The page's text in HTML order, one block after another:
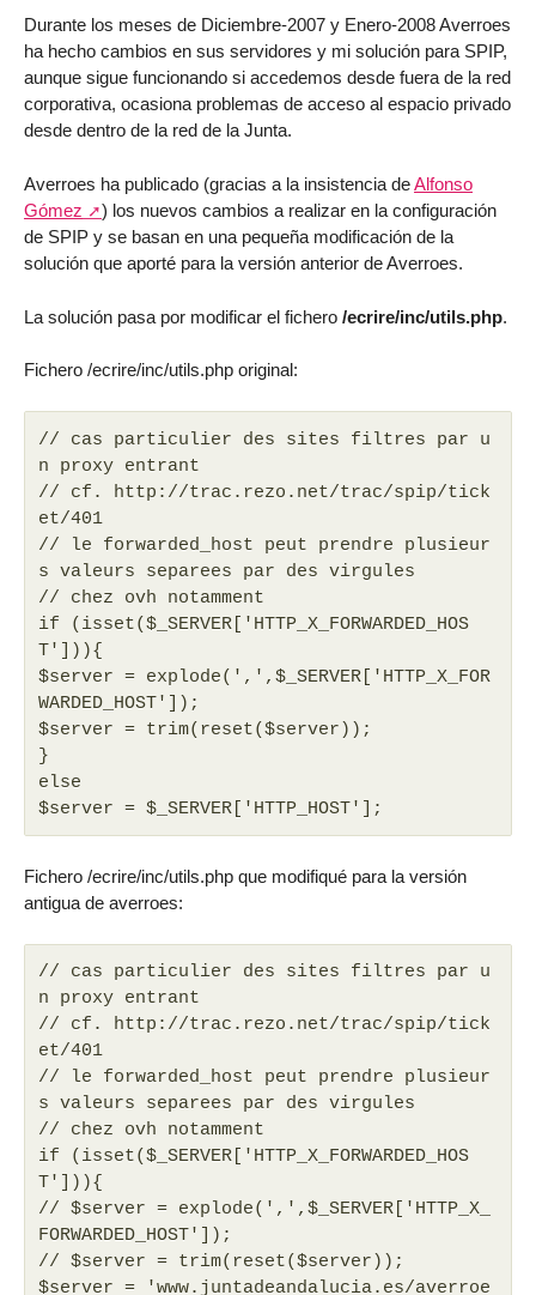
Durante los meses de Diciembre-2007 y Enero-2008 Averroes
ha hecho cambios en sus servidores y mi solución para SPIP,
aunque sigue funcionando si accedemos desde fuera de la red
corporativa, ocasiona problemas de acceso al espacio privado
desde dentro de la red de la Junta.
Averroes ha publicado (gracias a la insistencia deAlfonso
Gómez
) los nuevos cambios a realizar en la configuración
de SPIP y se basan en una pequeña modificación de la
solución que aporté para la versión anterior de Averroes.
La solución pasa por modificar el fichero /ecrire/inc/utils.php.
Fichero /ecrire/inc/utils.php original:
// cas particulier des sites filtres par u
n proxy entrant
// cf. http://trac.rezo.net/trac/spip/tick
et/401
// le forwarded_host peut prendre plusieur
s valeurs separees par des virgules
// chez ovh notamment
if (isset($_SERVER['HTTP_X_FORWARDED_HOS
T'])){
$server = explode(',',$_SERVER['HTTP_X_FOR
WARDED_HOST']);
$server = trim(reset($server));
}
else
$server = $_SERVER['HTTP_HOST'];
Fichero /ecrire/inc/utils.php que modifiqué para la versión
antigua de averroes:
// cas particulier des sites filtres par u
n proxy entrant
// cf. http://trac.rezo.net/trac/spip/tick
et/401
// le forwarded_host peut prendre plusieur
s valeurs separees par des virgules
// chez ovh notamment
if (isset($_SERVER['HTTP_X_FORWARDED_HOS
T'])){
// $server = explode(',',$_SERVER['HTTP_X_
FORWARDED_HOST']);
// $server = trim(reset($server));
$server = 'www.juntadeandalucia.es/averroe